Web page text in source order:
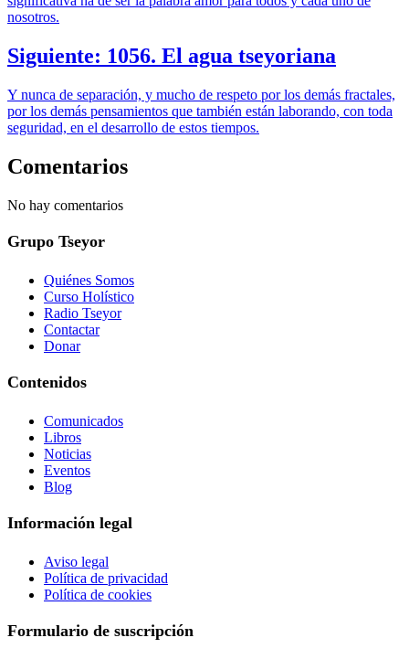
nosotros.
Siguiente: 1056. El agua tseyoriana
Y nunca de separación, y mucho de respeto por los demás fractales,
por los demás pensamientos que también están laborando, con toda
seguridad, en el desarrollo de estos tiempos.
Comentarios
No hay comentarios
Grupo Tseyor
Quiénes Somos
Curso Holístico
Radio Tseyor
Contactar
Donar
Contenidos
Comunicados
Libros
Noticias
Eventos
Blog
Información legal
Aviso legal
Política de privacidad
Política de cookies
Formulario de suscripción